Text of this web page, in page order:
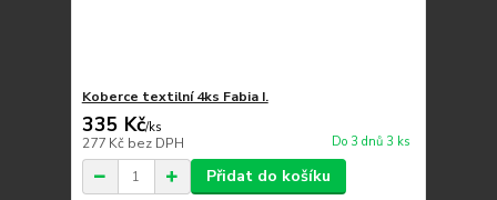
Koberce textilní 4ks Fabia I.
335 Kč/ks
277 Kč bez DPH Do 3 dnů 3 ks
Přidat do košíku